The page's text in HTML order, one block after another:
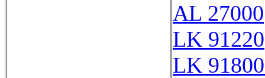
AL 27000
LK 91220
LK